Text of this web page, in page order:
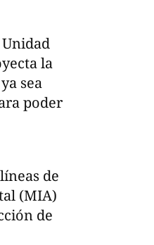
la
sea
poder
de
(MIA)
de